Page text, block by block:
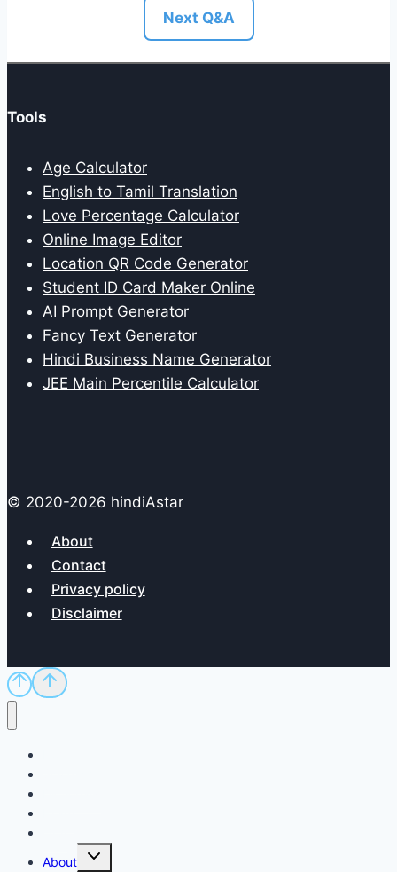
Next Q&A
Tools
Age Calculator
English to Tamil Translation
Love Percentage Calculator
Online Image Editor
Location QR Code Generator
Student ID Card Maker Online
AI Prompt Generator
Fancy Text Generator
Hindi Business Name Generator
JEE Main Percentile Calculator
© 2020-2026 hindiAstar
About
Contact
Privacy policy
Disclaimer
About
Toggle